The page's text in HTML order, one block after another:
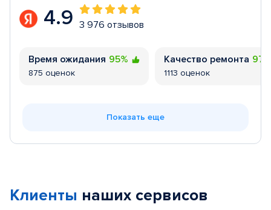
4.9 3 976 отзывов
Время ожидания 95%
875 оценок
Качество ремонта
1113 оценок
Показать еще
Клиенты наших сервисов